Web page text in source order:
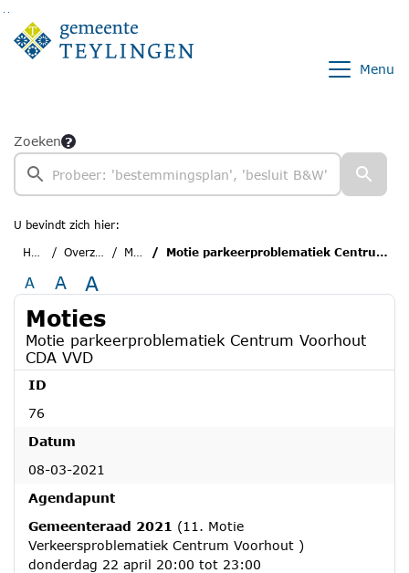
Ga naar de inhoud van deze pagina
Ga naar het zoeken
Ga naar het menu
Menu
Zoeken
U bevindt zich hier:
Home
Overzichten Moties Motie parkeerproblematiek Centrum Voorhout CDA VVD
A A A
Moties
Motie parkeerproblematiek Centrum Voorhout
CDA VVD
ID
76
Datum
08-03-2021
Agendapunt
Gemeenteraad 2021 (11. Motie
Verkeersproblematiek Centrum Voorhout )
donderdag 22 april 20:00 tot 23:00